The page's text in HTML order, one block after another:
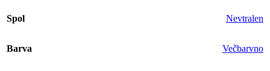
Spol Nevtralen
Barva Večbarvno